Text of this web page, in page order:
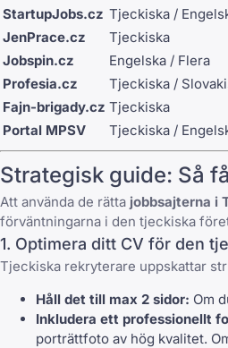
StartupJobs.cz Tjeckiska /
JenPrace.cz
Tjeckiska
Jobspin.cz
Engelska / Flera
Profesia.cz
Tjeckiska /
Fajn-brigady.cz Tjeckiska
Portal MPSV
Tjeckiska /
Strategisk guide: Så
Att använda de rätta jobbsajterna i
förväntningarna i den tjeckiska
1. Optimera ditt CV för den
Tjeckiska rekryterare uppskattar
Håll det till max 2 sidor: Om
Inkludera ett professionellt
porträttfoto av hög kvalitet.